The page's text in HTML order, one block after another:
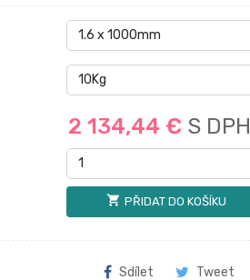
2 134,44 € S DPH
shopping_cart PŘIDAT DO KOŠÍKU
Sdílet Tweet